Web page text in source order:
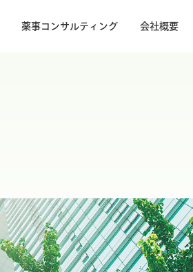
薬事コンサルティング 会社概要